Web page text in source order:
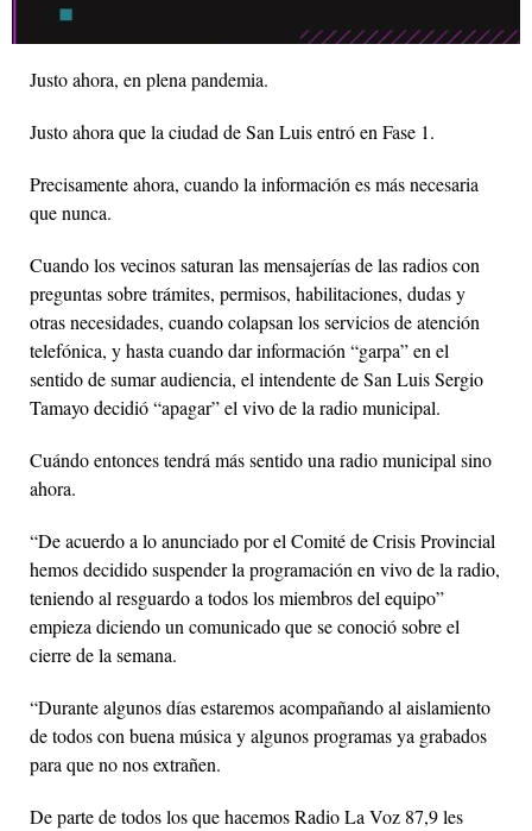
Justo ahora, en plena pandemia.
Justo ahora que la ciudad de San Luis entró en Fase 1.
Precisamente ahora, cuando la información es más necesaria
que nunca.
Cuando los vecinos saturan las mensajerías de las radios con
preguntas sobre trámites, permisos, habilitaciones, dudas y
otras necesidades, cuando colapsan los servicios de atención
telefónica, y hasta cuando dar información “garpa” en el
sentido de sumar audiencia, el intendente de San Luis Sergio
Tamayo decidió “apagar” el vivo de la radio municipal.
Cuándo entonces tendrá más sentido una radio municipal sino
ahora.
“De acuerdo a lo anunciado por el Comité de Crisis Provincial
hemos decidido suspender la programación en vivo de la radio,
teniendo al resguardo a todos los miembros del equipo”
empieza diciendo un comunicado que se conoció sobre el
cierre de la semana.
“Durante algunos días estaremos acompañando al aislamiento
de todos con buena música y algunos programas ya grabados
para que no nos extrañen.
De parte de todos los que hacemos Radio La Voz 87,9 les